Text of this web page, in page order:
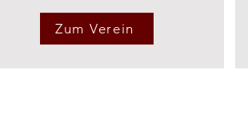
Zum Verein